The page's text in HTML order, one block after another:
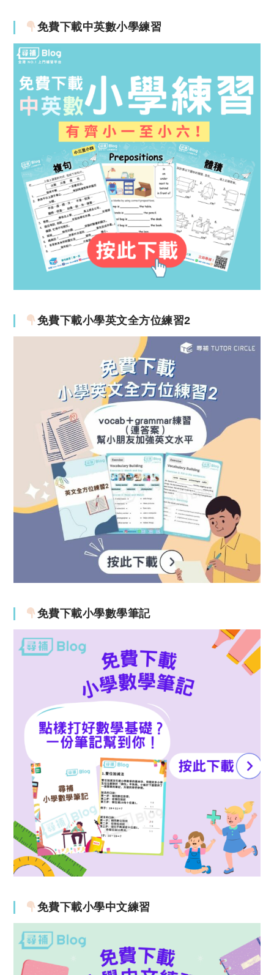
免費下載中英數小學練習
免費下載小學英文全方位練習2
免費下載小學數學筆記
免費下載小學中文練習